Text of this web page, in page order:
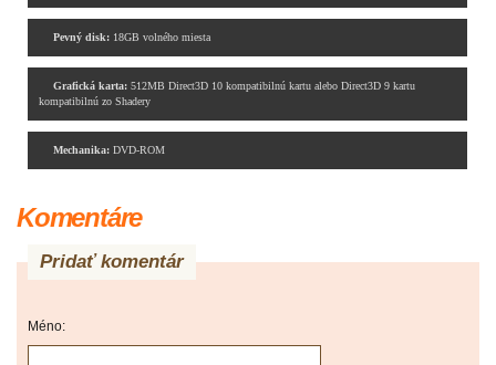
Pevný disk: 18GB volného miesta
Grafická karta: 512MB Direct3D 10 kompatibilnú kartu alebo Direct3D 9 kartu
kompatibilnú zo Shadery
Mechanika: DVD-ROM
Komentáre
Pridať komentár
Méno: